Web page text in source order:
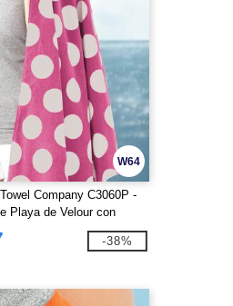
W64
Company C3060P -
Playa de Velour con
-38%